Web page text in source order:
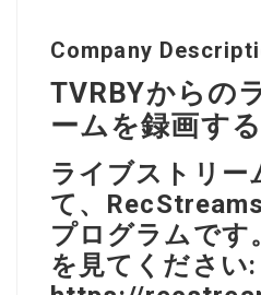
Company
TVRBYからの
ームを録画す
ライブストリー
て、
プログラムです
を見てください: